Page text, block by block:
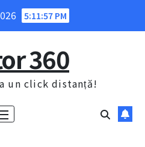
5:11:58 PM
360
un click distanță!